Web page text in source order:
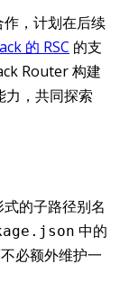
作，计划在后续
的 RSC 的支
Router 构建
力，共同探索
式的子路径别名
中的
必额外维护一